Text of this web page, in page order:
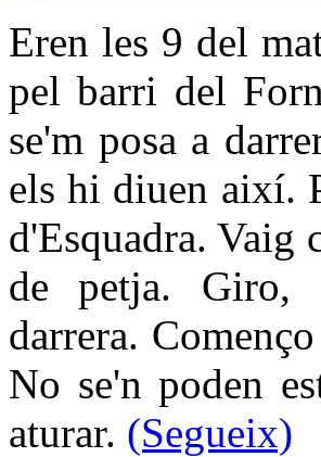
Eren les 9 del
pel barri del
se'm posa a
els hi diuen així.
d'Esquadra. Vaig
de petja. Giro,
darrera.
No se'n poden
aturar. (Segueix)